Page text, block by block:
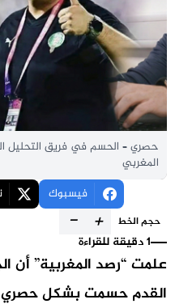
حصري – الحسم في فريق التحليل
المغربي
فيسبوك
حجم الخط +
-
1 دقيقة للقراءة
علمت “رصد المغربية” أن
القدم حسمت بشكل حصري